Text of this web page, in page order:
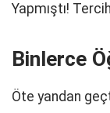
Yapmıştı!
Binlerce
Öte yandan